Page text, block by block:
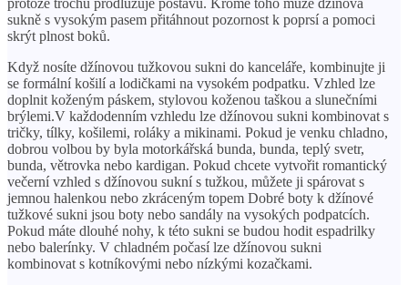
sukně s vysokým pasem přitáhnout pozornost k poprsí a pomoci
skrýt plnost boků.
Když nosíte džínovou tužkovou sukni do kanceláře, kombinujte ji
se formální košilí a lodičkami na vysokém podpatku. Vzhled lze
doplnit koženým páskem, stylovou koženou taškou a slunečními
brýlemi.V každodenním vzhledu lze džínovou sukni kombinovat s
tričky, tílky, košilemi, roláky a mikinami. Pokud je venku chladno,
dobrou volbou by byla motorkářská bunda, bunda, teplý svetr,
bunda, větrovka nebo kardigan. Pokud chcete vytvořit romantický
večerní vzhled s džínovou sukní s tužkou, můžete ji spárovat s
jemnou halenkou nebo zkráceným topem Dobré boty k džínové
tužkové sukni jsou boty nebo sandály na vysokých podpatcích.
Pokud máte dlouhé nohy, k této sukni se budou hodit espadrilky
nebo balerínky. V chladném počasí lze džínovou sukni
kombinovat s kotníkovými nebo nízkými kozačkami.